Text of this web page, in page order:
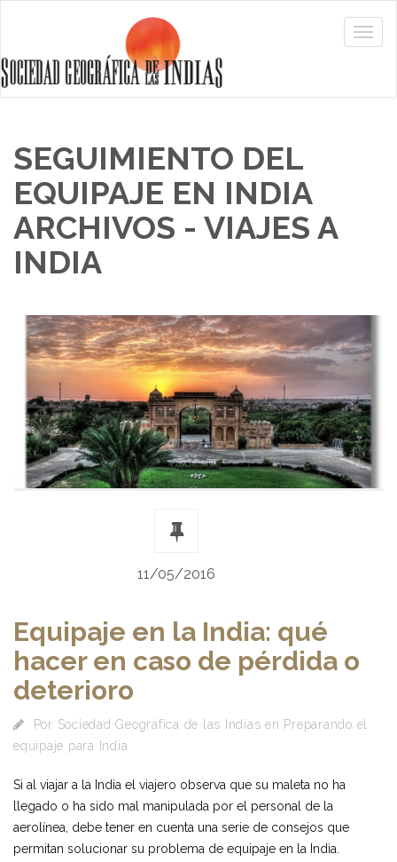
SEGUIMIENTO DEL
EQUIPAJE EN INDIA
ARCHIVOS - VIAJES A
INDIA
11/05/2016
Equipaje en la India: qué
hacer en caso de pérdida o
deterioro
Por Sociedad Geográfica de las Indias en Preparando el
equipaje para India
Si al viajar a la India el viajero observa que su maleta no ha
llegado o ha sido mal manipulada por el personal de la
aerolínea, debe tener en cuenta una serie de consejos que
permitan solucionar su problema de equipaje en la India.